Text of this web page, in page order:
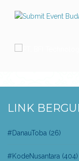
LINK
#DanauToba (26)
#KodeNusantara (404)